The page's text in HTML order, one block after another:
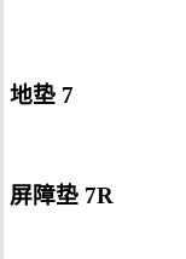
地垫 7
屏障垫 7R